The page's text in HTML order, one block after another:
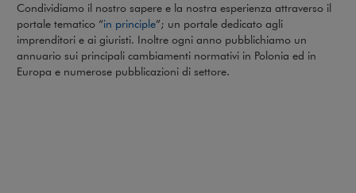
Condividiamo il nostro sapere e la nostra esperienza attraverso il
portale tematico “in principleUwaga, link zostanie otwarty w nowym
”; un portale dedicato agli
imprenditori e ai giuristi. Inoltre ogni anno pubblichiamo un
annuario sui principali cambiamenti normativi in Polonia ed in
Europa e numerose pubblicazioni di settore.